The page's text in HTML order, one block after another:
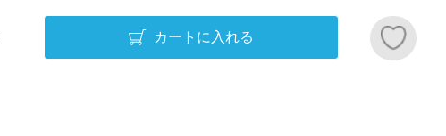
カートに入れる